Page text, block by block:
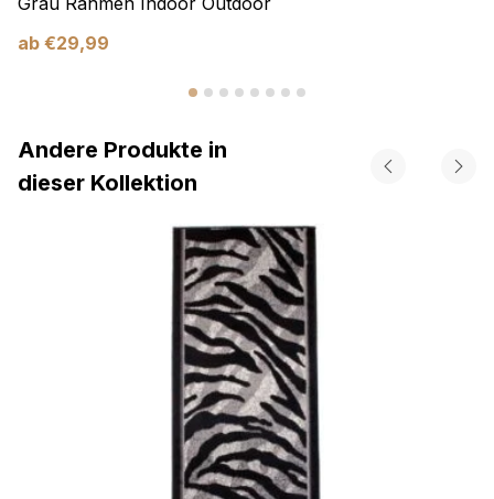
ab €29,99
Andere Produkte in
dieser Kollektion